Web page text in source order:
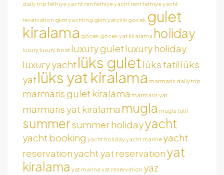
daily trip fethiye yacht ren fethiye yacht rent fethiye yacht
reservation gkm yachting gkm yatçılık gocek gulet
kiralama göcek göcek yat kiralama holiday
luxury luxury boat luxury guletluxury holiday
luxury yacht lüks guletlüks tatil lüks
yat lüks yat kiralama marmaris daily trip
marmaris gulet kiralama marmaris yat
marmaris yat kiralama mugla muğla tatil
summersummer holidayyacht
yacht booking yacht holidayyacht marine yacht
reservationyacht yat reservationyat
kiralama yat marina yat reservation yaz